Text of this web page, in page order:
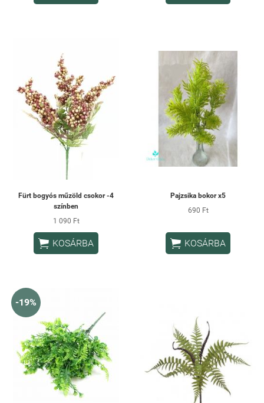
Fürt bogyós műzöld csokor -4
színben
1 090 Ft
 KOSÁRBA
Pajzsika bokor x5
690 Ft
 KOSÁRBA
-19%